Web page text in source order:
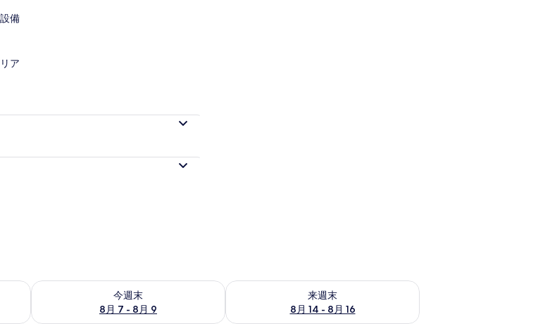
備
ア
ェック
今週末
8月 7 - 8月 9
今週末 8月 7 - 8月 9 の空室状況をチェック
来週末
8月 14 - 8月 16
来週末 8月 14 - 8月 16 の空室状況をチェック